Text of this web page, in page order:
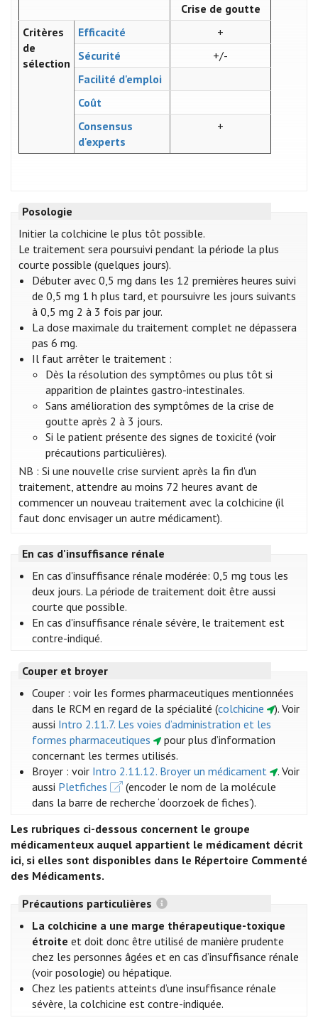
Crise de goutte
Critères
de
sélection
Efficacité
+
Sécurité
+/-
Facilité d'emploi
Coût
Consensus
d'experts
+
Posologie
Initier la colchicine le plus tôt possible.
Le traitement sera poursuivi pendant la période la plus
courte possible (quelques jours).
Débuter avec 0,5 mg dans les 12 premières heures suivi
de 0,5 mg 1 h plus tard, et poursuivre les jours suivants
à 0,5 mg 2 à 3 fois par jour.
La dose maximale du traitement complet ne dépassera
pas 6 mg.
Il faut arrêter le traitement :
Dès la résolution des symptômes ou plus tôt si
apparition de plaintes gastro-intestinales.
Sans amélioration des symptômes de la crise de
goutte après 2 à 3 jours.
Si le patient présente des signes de toxicité (voir
précautions particulières).
NB : Si une nouvelle crise survient après la fin d'un
traitement, attendre au moins 72 heures avant de
commencer un nouveau traitement avec la colchicine (il
faut donc envisager un autre médicament).
En cas d'insuffisance rénale
En cas d'insuffisance rénale modérée: 0,5 mg tous les
deux jours. La période de traitement doit être aussi
courte que possible.
En cas d'insuffisance rénale sévère, le traitement est
contre-indiqué.
Couper et broyer
Couper : voir les formes pharmaceutiques mentionnées
dans le RCM en regard de la spécialité (colchicine ). Voir
aussi Intro 2.11.7. Les voies d’administration et les
formes pharmaceutiques
pour plus d’information
concernant les termes utilisés.
Broyer : voir Intro 2.11.12. Broyer un médicament
. Voir
aussi Pletfiches
(encoder le nom de la molécule
dans la barre de recherche ‘doorzoek de fiches’).
Les rubriques ci-dessous concernent le groupe
médicamenteux auquel appartient le médicament décrit
ici, si elles sont disponibles dans le Répertoire Commenté
des Médicaments.
Précautions particulières
La colchicine a une marge thérapeutique-toxique
étroite et doit donc être utilisé de manière prudente
chez les personnes âgées et en cas d’insuffisance rénale
(voir posologie) ou hépatique.
Chez les patients atteints d’une insuffisance rénale
sévère, la colchicine est contre-indiquée.